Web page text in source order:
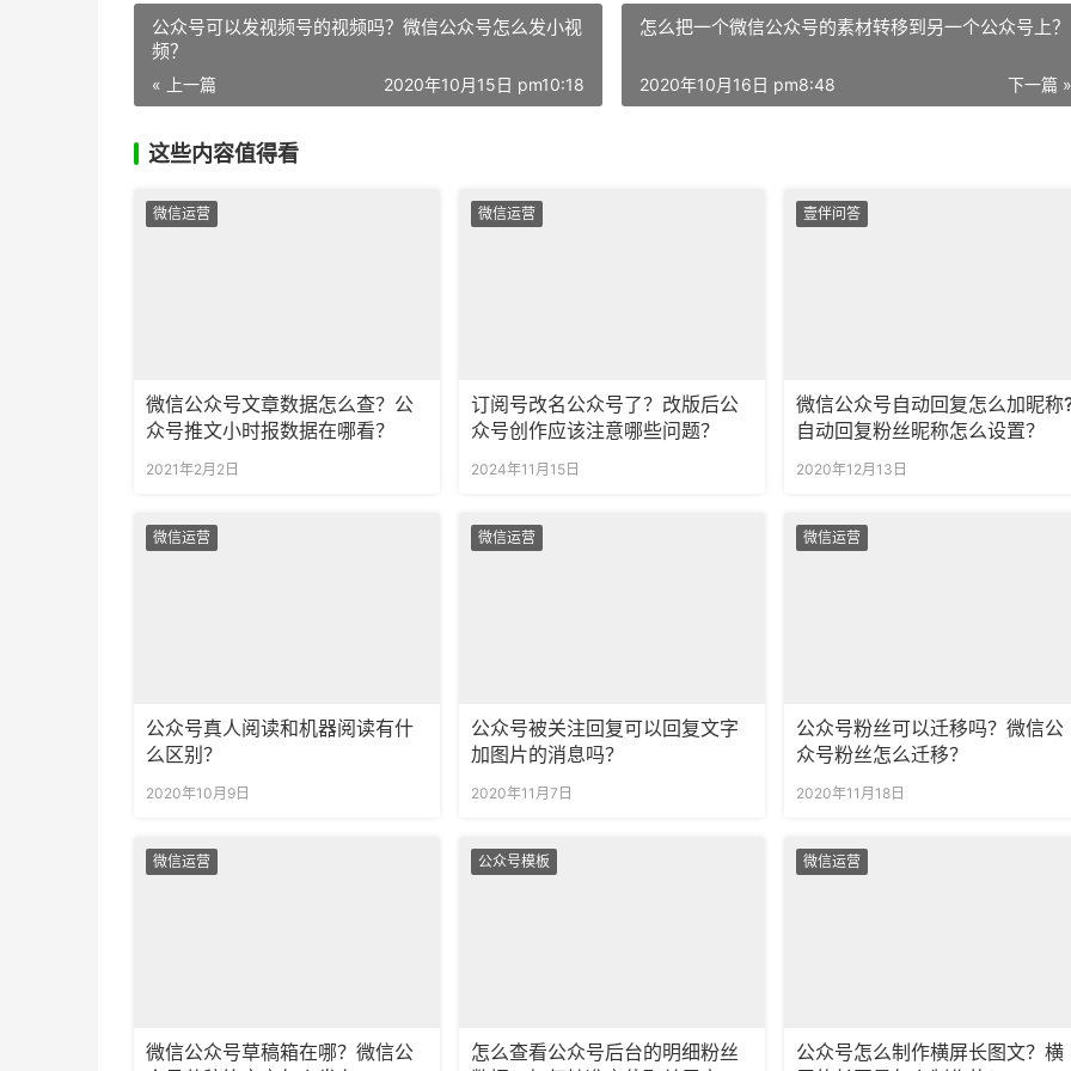
公众号可以发视频号的视频吗？微信公众号怎么发小视
频？
« 上一篇 2020年10月15日 pm10:18
怎么把一个微信公众号的素材转移到另一个公众号上？
下一篇 »
2020年10月16日 pm8:48
这些内容值得看
微信运营
微信公众号文章数据怎么查？公
众号推文小时报数据在哪看？
2021年2月2日
微信运营
订阅号改名公众号了？改版后公
众号创作应该注意哪些问题？
2024年11月15日
壹伴问答
微信公众号自动回复怎么加昵称
自动回复粉丝昵称怎么设置？
2020年12月13日
微信运营
公众号真人阅读和机器阅读有什
么区别？
2020年10月9日
微信运营
公众号被关注回复可以回复文字
加图片的消息吗？
2020年11月7日
微信运营
公众号粉丝可以迁移吗？微信公
众号粉丝怎么迁移？
2020年11月18日
微信运营
微信公众号草稿箱在哪？微信公
公众号模板
怎么查看公众号后台的明细粉丝
微信运营
公众号怎么制作横屏长图文？横